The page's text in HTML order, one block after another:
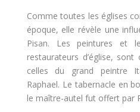
Comme toutes les églises
époque, elle révèle une
Pisan. Les peintures et
restaurateurs d’église,
celles du grand peintre
Raphael. Le tabernacle en
le maître-autel fut offert par